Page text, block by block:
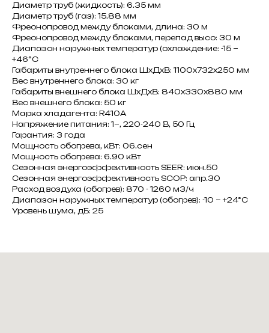
Диаметр труб (жидкость): 6.35 мм
Диаметр труб (газ): 15.88 мм
Фреонопровод между блоками, длина: 30 м
Фреонопровод между блоками, перепад высо: 30 м
Диапазон наружных температур (охлаждение: -15 ~
+46°C
Габариты внутреннего блока ШxДxВ: 1100x732x250 мм
Вес внутреннего блока: 30 кг
Габариты внешнего блока ШxДxВ: 840x330x880 мм
Вес внешнего блока: 50 кг
Марка хладагента: R410A
Напряжение питания: 1~, 220-240 В, 50 Гц
Гарантия: 3 года
Мощность обогрева, кВт: 06.сен
Мощность обогрева: 6.90 кВт
Сезонная энергоэффективность SEER: июн.50
Сезонная энергоэффективность SCOP: апр.30
Расход воздуха (обогрев): 870 - 1260 м3/ч
Диапазон наружных температур (обогрев): -10 ~ +24°C
Уровень шума, дБ: 25